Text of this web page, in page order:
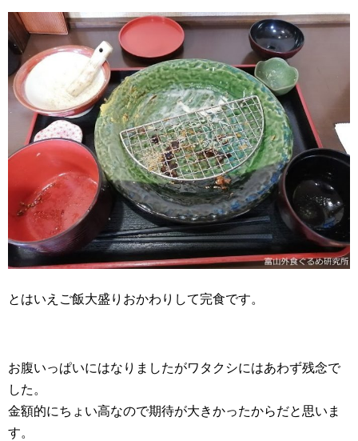
とはいえご飯大盛りおかわりして完食です。
お腹いっぱいにはなりましたがワタクシにはあわず残念で
した。
金額的にちょい高なので期待が大きかったからだと思いま
す。